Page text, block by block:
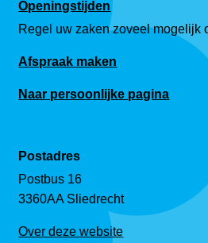
Openingstijden
Regel uw zaken zoveel mogelijk
Afspraak maken
Naar persoonlijke pagina
Postadres
Postbus 16
3360AA Sliedrecht
Over deze website